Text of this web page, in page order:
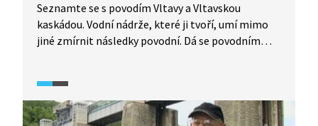
Seznamte se s povodím Vltavy a Vltavskou
kaskádou. Vodní nádrže, které ji tvoří, umí mimo
jiné zmírnit následky povodní. Dá se povodním